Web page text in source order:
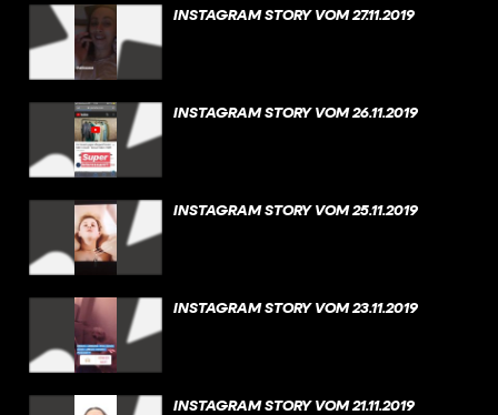
INSTAGRAM STORY VOM 27.11.2019
INSTAGRAM STORY VOM 26.11.2019
INSTAGRAM STORY VOM 25.11.2019
INSTAGRAM STORY VOM 23.11.2019
INSTAGRAM STORY VOM 21.11.2019